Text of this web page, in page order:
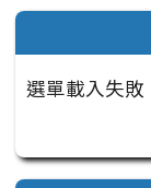
選單載入失敗